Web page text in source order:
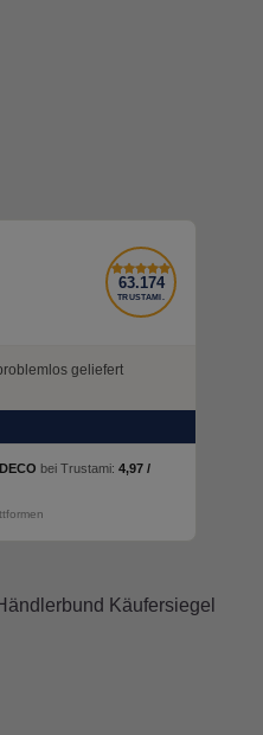
63.174
TRUSTAMI.
geliefert
bei Trustami: 4,97 /